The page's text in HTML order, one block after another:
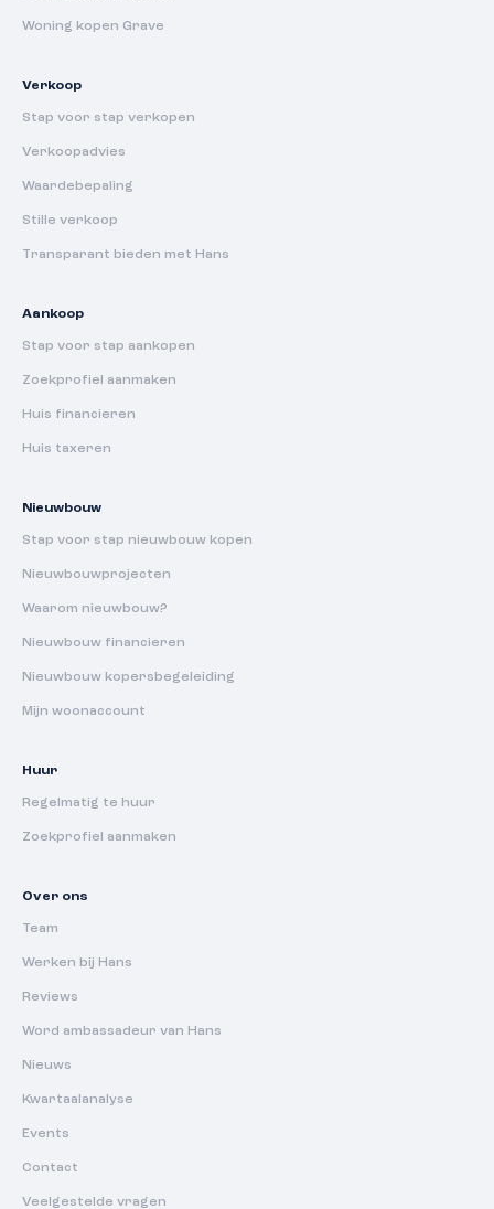
Woning kopen Grave
Verkoop
Stap voor stap verkopen
Verkoopadvies
Waardebepaling
Stille verkoop
Transparant bieden met Hans
Aankoop
Stap voor stap aankopen
Zoekprofiel aanmaken
Huis financieren
Huis taxeren
Nieuwbouw
Stap voor stap nieuwbouw kopen
Nieuwbouwprojecten
Waarom nieuwbouw?
Nieuwbouw financieren
Nieuwbouw kopersbegeleiding
Mijn woonaccount
Huur
Regelmatig te huur
Zoekprofiel aanmaken
Over ons
Team
Werken bij Hans
Reviews
Word ambassadeur van Hans
Nieuws
Kwartaalanalyse
Events
Contact
Veelgestelde vragen